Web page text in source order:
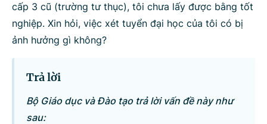
Bộ ngành
cấp 3 cũ (trường tư thục), tôi chưa lấy được bằng tốt
nghiệp. Xin hỏi, việc xét tuyển đại học của tôi có bị
ảnh hưởng gì không?
Trả lời
Bộ Giáo dục và Đào tạo trả lời vấn đề này như
sau: